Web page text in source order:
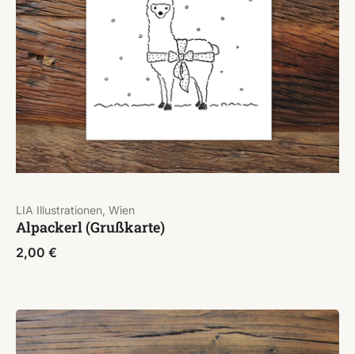
LIA Illustrationen, Wien
Alpackerl (Grußkarte)
2,00 €